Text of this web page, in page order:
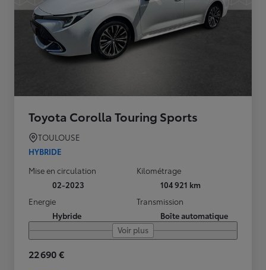
Toyota Corolla Touring Sports
TOULOUSE
HYBRIDE
Mise en circulation
02-2023
Kilométrage
104 921 km
Energie
Hybride
Transmission
Boîte automatique
Voir plus
22 690 €